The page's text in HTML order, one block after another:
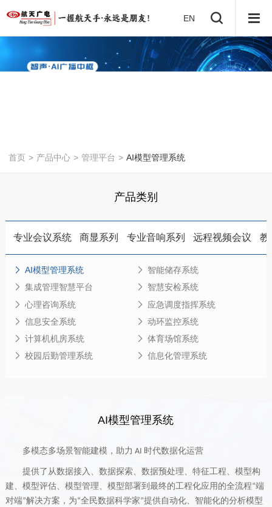
EN
首页 > 产品中心 > 管理平台 > AI模型管理系统
产品类别
专业会议系统 商显系列 专业音响系列 远程视频会议 教
AI模型管理系统
智能储存系统
集成管理智慧平台
智慧安检系统
心理咨询系统
应急调度指挥系统
信息安全系统
动环监控系统
计算机机房系统
体育场馆系统
校园后勤管理系统
信息化管理系统
AI模型管理系统
多模态多场景智能建模，助力 AI 时代数据化运营
提供了从数据接入、数据探索、数据预处理、特征工程、模型构
建、模型评估、模型管理、模型部署到最终的工程化应用的全流程“端
对端”解决方案，为“全民数据科学家”提供自动化、智能化的分析模型